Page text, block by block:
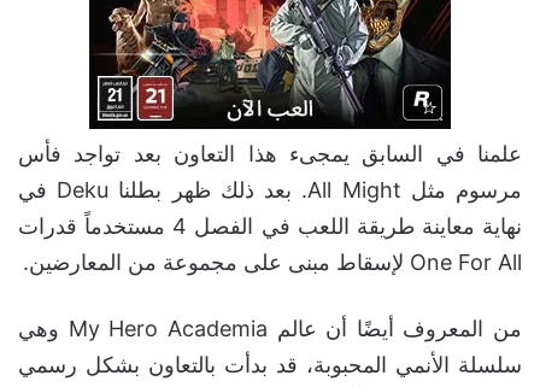
علمنا في السابق يمجىء هذا التعاون بعد تواجد فأس
مرسوم مثل All Might. بعد ذلك ظهر بطلنا Deku في
نهاية معاينة طريقة اللعب في الفصل 4 مستخدماً قدرات
One For All لإسقاط مبنى على مجموعة من المعارضين.
من المعروف أيضًا أن عالم My Hero Academia وهي
سلسلة الأنمي المحبوبة، قد بدأت بالتعاون بشكل رسمي